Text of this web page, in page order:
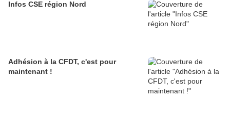
Infos CSE région Nord
Adhésion à la CFDT, c'est pour
maintenant !